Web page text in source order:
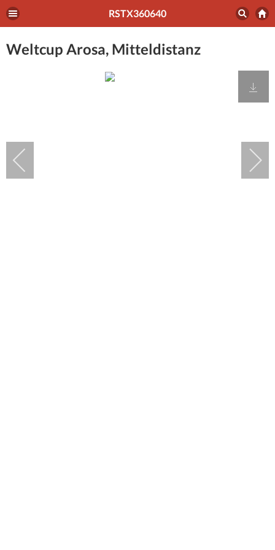
RSTX360640
Weltcup Arosa, Mitteldistanz